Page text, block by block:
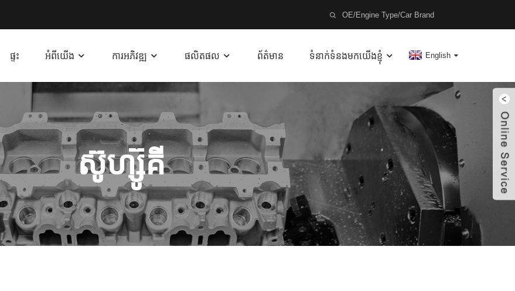
ផ្ទះ អំពីយើង ការអភិវឌ្ឍ ផលិតផល ព័ត៌មាន ទំនាក់ទំនងមកយើងខ្ញុំ English
ស៊ូហ្ស៊ូគី